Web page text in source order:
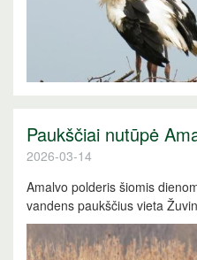
Paukščiai nutūpė
2026-03-14
Amalvo polderis šiomis
vandens paukščius vieta